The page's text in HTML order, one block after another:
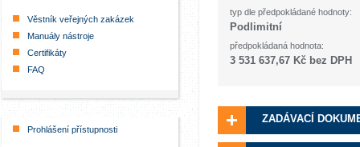
Věstník veřejných zakázek
Manuály nástroje
Certifikáty
FAQ
Prohlášení přístupnosti
typ dle předpokládané hodnoty:
Podlimitní
předpokládaná hodnota:
3 531 637,67 Kč bez DPH
ZADÁVACÍ